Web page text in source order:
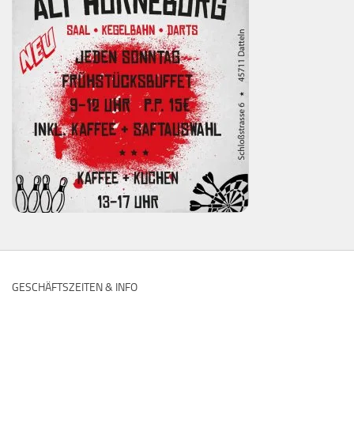
GESCHÄFTSZEITEN & INFO